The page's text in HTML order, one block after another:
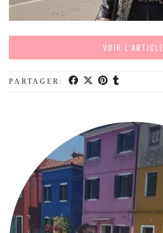
LIFESTYLE
ME CONTACTER
PARUTIONS ET PARTENARIATS
VOIR L’ARTICLE
PARTAGER: